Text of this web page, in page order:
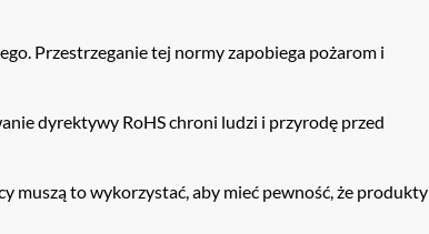
Przestrzeganie tej normy zapobiega pożarom i
dyrektywy RoHS chroni ludzi i przyrodę przed
muszą to wykorzystać, aby mieć pewność, że produkty